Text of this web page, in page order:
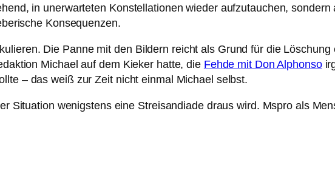
in unerwarteten Konstellationen wieder aufzutauchen,
Konsequenzen.
Die Panne mit den Bildern reicht als Grund für die
Michael auf dem Kieker hatte, die Fehde mit Don Alphonso
– das weiß zur Zeit nicht einmal Michael selbst.
Situation wenigstens eine Streisandiade draus wird. Mspro als